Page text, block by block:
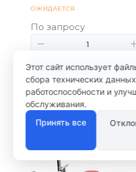
вам.
ОЖИДАЕТСЯ
По запросу
В КОРЗИНУ
Этот сайт использует
сбора технических
работоспособности и
обслуживания.
Принять все